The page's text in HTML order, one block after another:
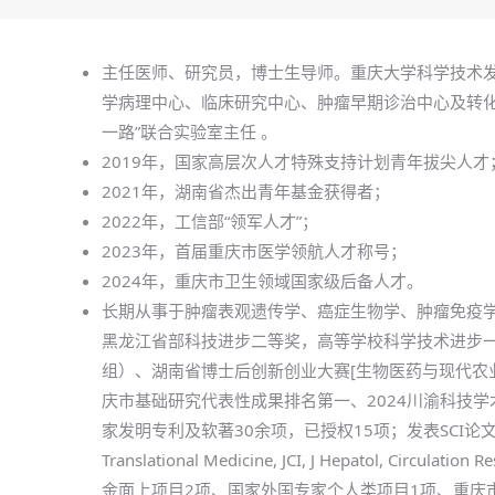
主任医师、研究员，博士生导师。重庆大学科学技
学病理中心、临床研究中心、肿瘤早期诊治中心及转
一路”联合实验室主任 。
2019年，国家高层次人才特殊支持计划青年拔尖人才
2021年，湖南省杰出青年基金获得者；
2022年，工信部“领军人才”；
2023年，首届重庆市医学领航人才称号；
2024年，重庆市卫生领域国家级后备人才。
长期从事于肿瘤表观遗传学、癌症生物学、肿瘤免
黑龙江省部科技进步二等奖，高等学校科学技术进
组）、湖南省博士后创新创业大赛[生物医药与现代
庆市基础研究代表性成果排名第一、2024川渝科技
家发明专利及软著30余项，已授权15项；发表SCI论
Translational Medicine, JCI, J Hepatol, Circulation
金面上项目2项、国家外国专家个人类项目1项、重